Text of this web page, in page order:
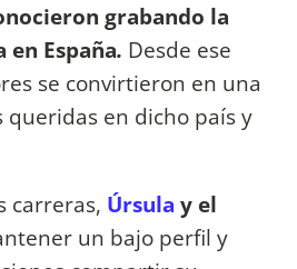
grabando la
en España. Desde ese
se convirtieron en una
queridas en dicho país y
carreras, Úrsula y el
un bajo perfil y